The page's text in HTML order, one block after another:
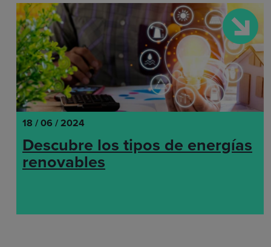
18 / 06 / 2024
Descubre los tipos de energías
renovables